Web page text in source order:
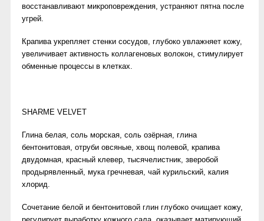
восстанавливают микроповреждения, устраняют пятна после
угрей.
Крапива укрепляет стенки сосудов, глубоко увлажняет кожу,
увеличивает активность коллагеновых волокон, стимулирует
обменные процессы в клетках.
SHARME VELVET
Глина белая, соль морская, соль озёрная, глина
бентонитовая, отруби овсяные, хвощ полевой, крапива
двудомная, красный клевер, тысячелистник, зверобой
продырявленный, мука гречневая, чай курильский, калия
хлорид.
Сочетание белой и бентонитовой глин глубоко очищает кожу,